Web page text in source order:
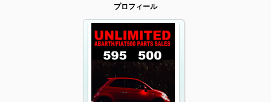
プロフィール